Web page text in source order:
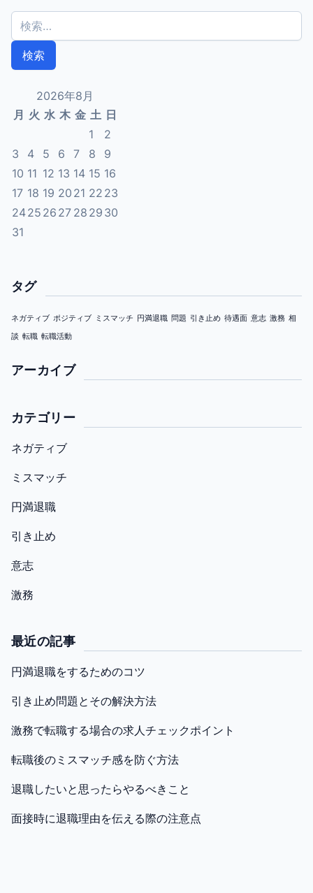
索
2026年8月
月 火 水 木 金 土 日
1
2
3
4 5 6 7 8
9
10 11 12 13 14 15 16
17 18 19 20 21 22 23
2425 26 27 28 29 30
31
タグ
ネガティブ ポジティブ ミスマッチ 円満退職 問題 引き止め 待遇面 意志 激務 相
談 転職 転職活動
アーカイブ
カテゴリー
ネガティブ
ミスマッチ
円満退職
引き止め
意志
激務
最近の記事
円満退職をするためのコツ
引き止め問題とその解決方法
激務で転職する場合の求人チェックポイント
転職後のミスマッチ感を防ぐ方法
退職したいと思ったらやるべきこと
面接時に退職理由を伝える際の注意点